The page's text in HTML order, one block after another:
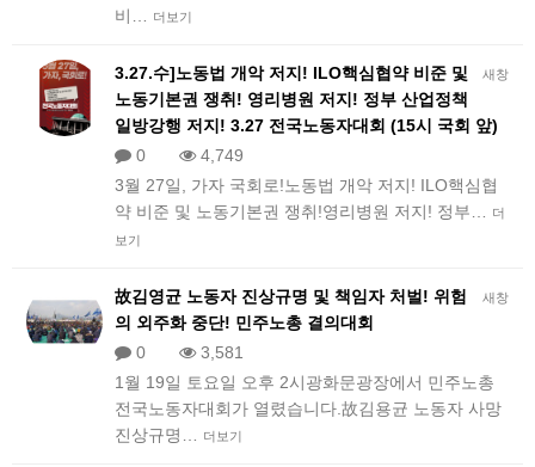
비…
더보기
새창
3.27.수]노동법 개악 저지! ILO핵심협약 비준 및
노동기본권 쟁취! 영리병원 저지! 정부 산업정책
일방강행 저지! 3.27 전국노동자대회 (15시 국회 앞)
0
4,749
​3월 27일, 가자 국회로!노동법 개악 저지! ILO핵심협
약 비준 및 노동기본권 쟁취!영리병원 저지! 정부…
더
보기
새창
故김영균 노동자 진상규명 및 책임자 처벌! 위험
의 외주화 중단! 민주노총 결의대회
0
3,581
1월 19일 토요일 오후 2시광화문광장에서 민주노총
전국노동자대회가 열렸습니다.故김용균 노동자 사망
진상규명…
더보기